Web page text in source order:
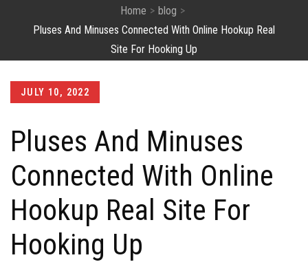
Home
blog
Pluses And Minuses Connected With Online Hookup Real
Site For Hooking Up
Posted
JULY 10, 2022
Pluses And Minuses
Connected With Online
Hookup Real Site For
Hooking Up